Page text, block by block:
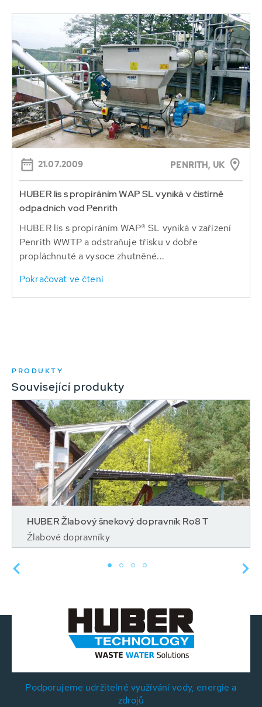
21.07.2009 PENRITH, UK
HUBER lis s propíráním WAP SL vyniká v čistírně
odpadních vod Penrith
HUBER lis s propíráním WAP® SL vyniká v zařízení
Penrith WWTP a odstraňuje třísku v dobře
propláchnuté a vysoce zhutněné...
Pokračovat ve čtení
PRODUKTY
Související produkty
HUBER Žlabový šnekový dopravník Ro8 T
Žlabové dopravníky
Podporujeme udržitelné využívání vody, energie a
zdrojů